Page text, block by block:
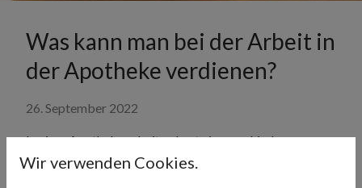
Was kann man bei der Arbeit in
der Apotheke verdienen?
26. September 2022
In einer Apotheke arbeiten Leute in verschiedenen
Berufen: Apothekerinnen und Apotheker,
Wir verwenden Cookies.